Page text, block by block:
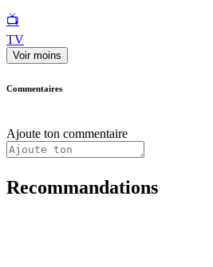
📺
TV
Voir moins
Commentaires
Ajoute ton commentaire
Recommandations